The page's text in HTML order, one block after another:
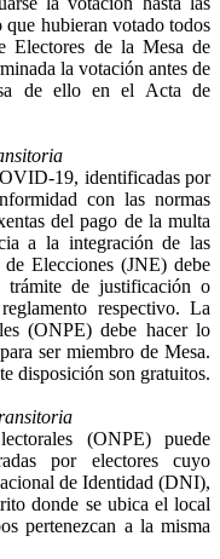
hubieran votado todos
Electores de la Mesa de
la votación antes de
de ello en el Acta de
19, identificadas por
con las normas
del pago de la multa
a la integración de las
Elecciones (JNE) debe
trámite de justificación o
respectivo. La
(ONPE) debe hacer lo
ser miembro de Mesa.
disposición son gratuitos.
(ONPE) puede
por electores cuyo
de Identidad (DNI),
donde se ubica el local
pertenezcan a la misma